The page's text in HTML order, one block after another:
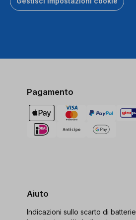
Pagamento
Aiuto
Indicazioni sullo scarto di batterie